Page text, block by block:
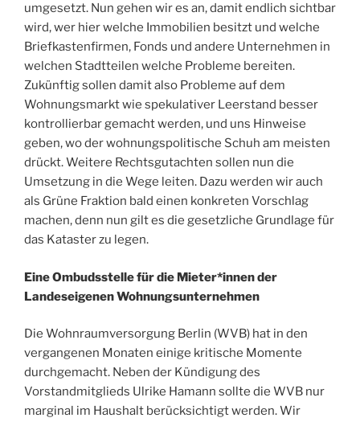
umgesetzt. Nun gehen wir es an, damit endlich sichtbar
wird, wer hier welche Immobilien besitzt und welche
Briefkastenfirmen, Fonds und andere Unternehmen in
welchen Stadtteilen welche Probleme bereiten.
Zukünftig sollen damit also Probleme auf dem
Wohnungsmarkt wie spekulativer Leerstand besser
kontrollierbar gemacht werden, und uns Hinweise
geben, wo der wohnungspolitische Schuh am meisten
drückt. Weitere Rechtsgutachten sollen nun die
Umsetzung in die Wege leiten. Dazu werden wir auch
als Grüne Fraktion bald einen konkreten Vorschlag
machen, denn nun gilt es die gesetzliche Grundlage für
das Kataster zu legen.
Eine Ombudsstelle für die Mieter*innen der
Landeseigenen Wohnungsunternehmen
Die Wohnraumversorgung Berlin (WVB) hat in den
vergangenen Monaten einige kritische Momente
durchgemacht. Neben der Kündigung des
Vorstandmitglieds Ulrike Hamann sollte die WVB nur
marginal im Haushalt berücksichtigt werden. Wir